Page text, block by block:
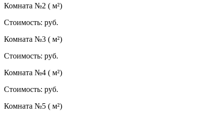
Комната №2 ( м²)
Стоимость: руб.
Комната №3 ( м²)
Стоимость: руб.
Комната №4 ( м²)
Стоимость: руб.
Комната №5 ( м²)